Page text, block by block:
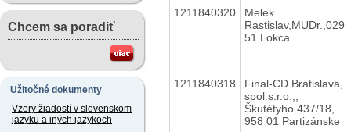
Chcem sa poradiť
Užitočné dokumenty
Vzory žiadostí v slovenskom
jazyku a iných jazykoch
1211840320
Melek
Rastislav,MUDr.,029
51 Lokca
1211840318
Final-CD Bratislava,
spol.s.r.o.,,
Škutétyho 437/18,
958 01 Partizánske